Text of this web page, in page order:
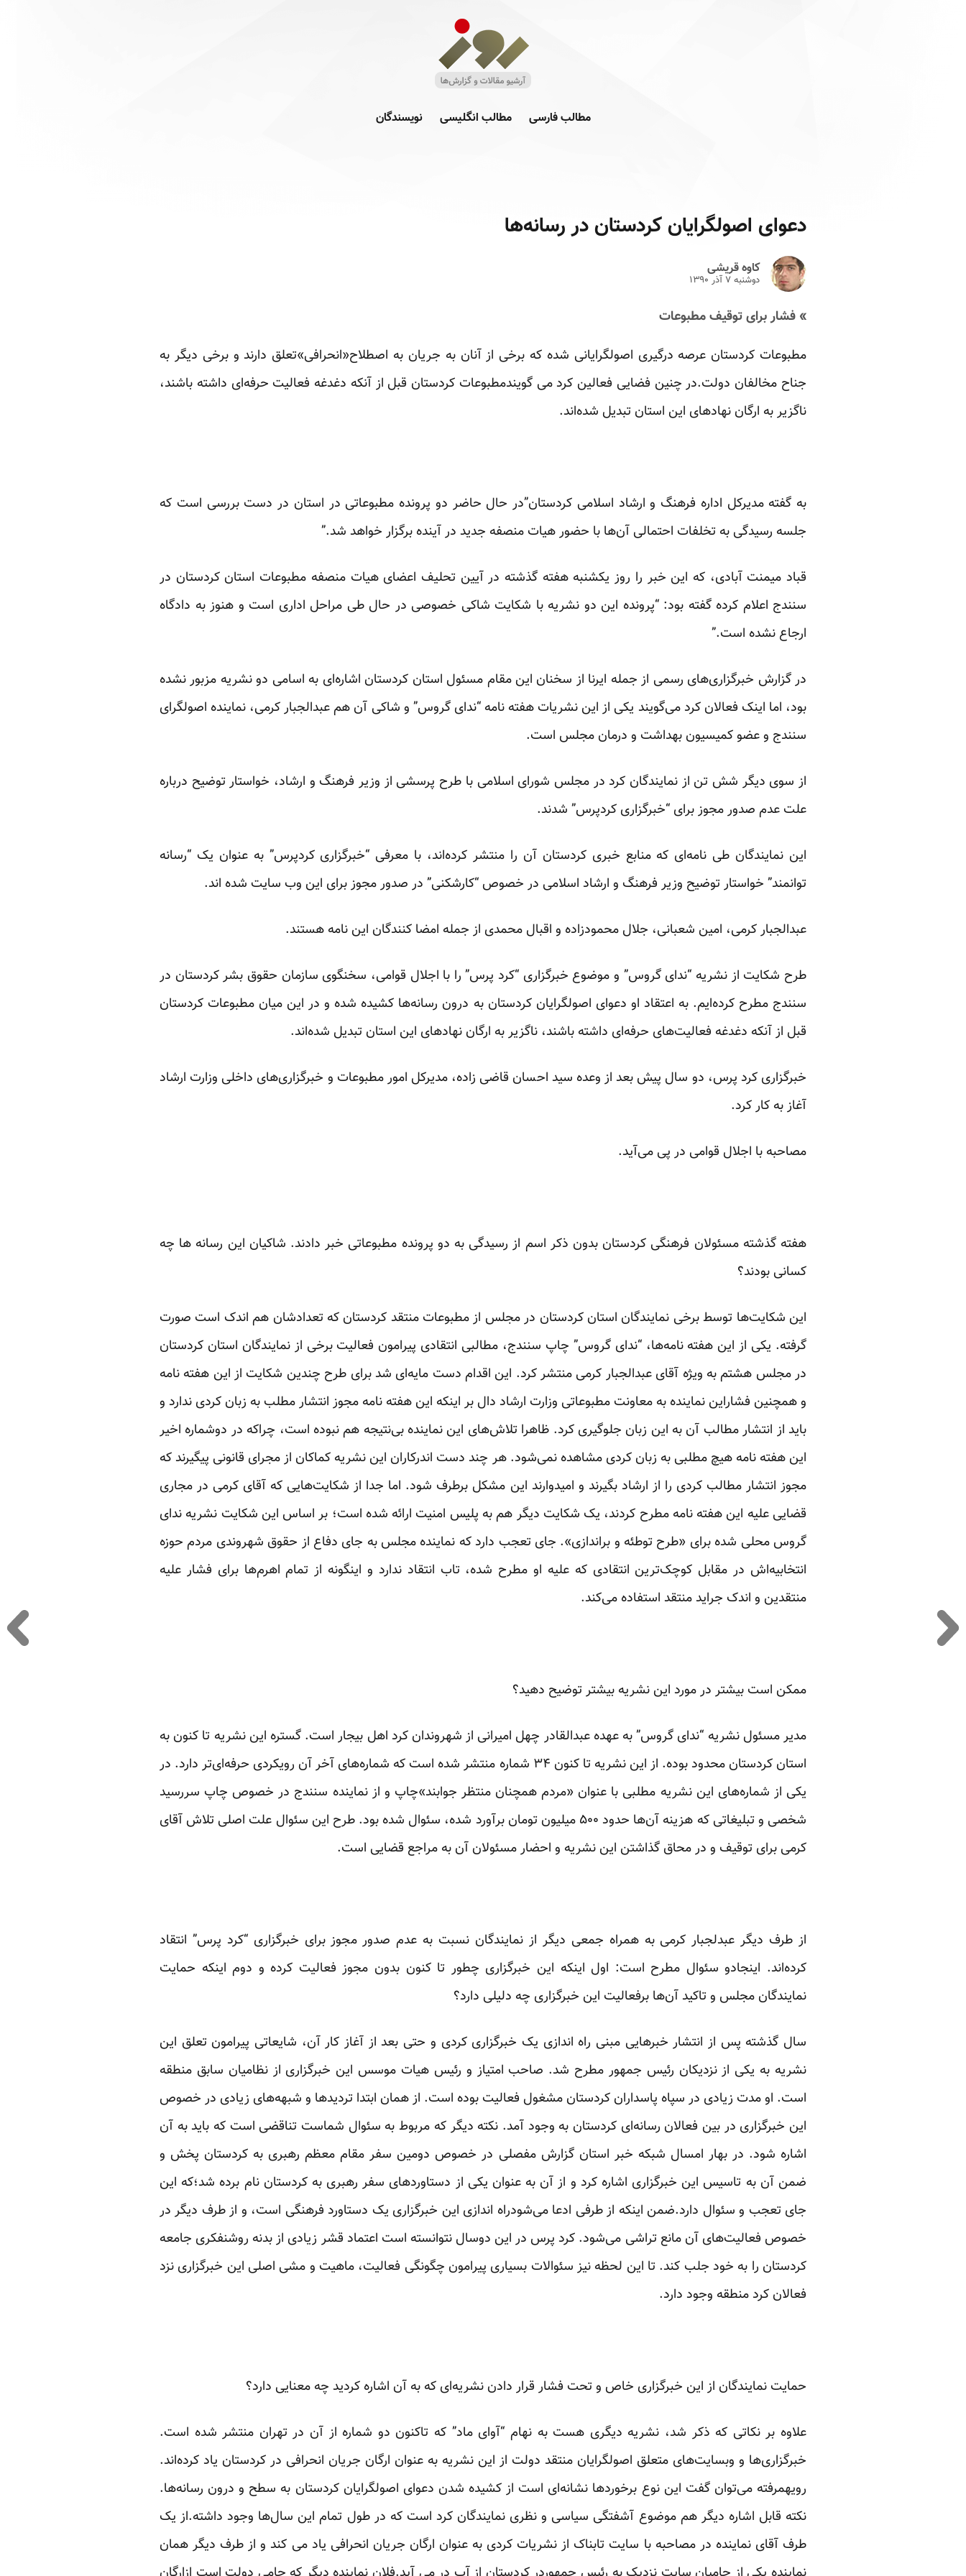
مطالب فارسی مطالب انگلیسی نویسندگان
دعوای اصولگرایان کردستان در رسانه‌ها
کاوه قریشی
دوشنبه ۷ آذر ۱۳۹۰
» فشار برای توقیف مطبوعات
مطبوعات کردستان عرصه درگیری اصولگرایانی شده که برخی از آنان به جریان به اصطلاح«انحرافی»تعلق دارند و برخی دیگر به
جناح مخالفان دولت.در چنین فضایی فعالین کرد می گویندمطبوعات کردستان قبل از آنکه دغدغه فعالیت‌ حرفه‌ای داشته باشند،
ناگزیر به ارگان نهادهای این استان تبدیل شده‌اند.
به گفته مدیرکل اداره فرهنگ و ارشاد اسلامی کردستان”در حال حاضر دو پرونده مطبوعاتی در استان در دست بررسی است که
جلسه رسیدگی به تخلفات احتمالی آن‌ها با حضور هیات منصفه جدید در آینده برگزار خواهد شد.”
قباد میمنت آبادی، که این خبر را روز یکشنبه هفته گذشته در آیین تحلیف اعضای هیات منصفه مطبوعات استان کردستان در
سنندج اعلام کردهگفته بود: “پرونده این دو نشریه با شکایت شاکی خصوصی در حال طی مراحل اداری است و هنوز به دادگاه
ارجاع نشده است.”
در گزارش خبرگزاری‌های رسمی از جمله ایرنا از سخنان این مقام مسئول استان کردستان اشاره‌ای به اسامی دو نشریه مزبور نشده
بود، اما اینک فعالان کرد می‌گویند یکی از این نشریات هفته نامه “ندای گروس” و شاکی آن هم عبدالجبار کرمی، نماینده اصولگرای
سنندج و عضو کمیسیون بهداشت و درمان مجلس است.
از سوی دیگر شش تن از نمایندگان کرد در مجلس شورای اسلامی با طرح پرسشی از وزیر فرهنگ و ارشاد، خواستار توضیح درباره
علت عدم صدور مجوز برای “خبرگزاری کردپرس” شدند.
این نمایند‌گان طی نامەای که منابع خبری کردستان آن را منتشر کرده‌اند، با معرفی “خبرگزاری کردپرس” به عنوان یک “رسانه
توانمند” خواستار توضیح وزیر فرهنگ و ارشاد اسلامی در خصوص “کارشکنی” در صدور مجوز برای این وب سایت شده اند.
عبدالجبار کرمی، امین شعبانی، جلال محمودزاده‌ و اقبال محمدی از جمله امضا کنندگان این نامه هستند.
طرح شکایت از نشریه “ندای گروس” و موضوع خبرگزاری “کرد پرس” را با اجلال قوامی، سخنگوی سازمان حقوق بشر کردستان در
سنندج مطرح کرده‌ایم. به اعتقاد او دعوای اصولگرایان کردستان به درون رسانه‌ها کشیده شده و در این میان مطبوعات کردستان
قبل از آنکه دغدغه فعالیت‌های حرفه‌ای داشته باشند، ناگزیر به ارگان نهادهای این استان تبدیل شده‌اند.
خبرگزاری کرد پرس، دو سال پیش بعد از وعده سید احسان قاضی زاده، مدیرکل امور مطبوعات و خبرگزاری‌های داخلی وزارت ارشاد
آغاز به کار کرد.
مصاحبه با اجلال قوامی در پی می‌آید.
هفته گذشته مسئولان فرهنگی کردستان بدون ذکر اسم از رسیدگی به دو پرونده مطبوعاتی خبر دادند. شاکیان این رسانه ها چه
کسانی بودند؟
این شکایت‌ها توسط برخی نمایندگان استان کردستان در مجلس از مطبوعات منتقد کردستان که تعدادشان هم اندک است صورت
گرفته. یکی از این هفته نامه‌ها، “ندای گروس” چاپ سنندج، مطالبی انتقادی پیرامون فعالیت برخی از نمایندگان استان کردستان
در مجلس هشتم به ویژه آقای عبدالجبار کرمی منتشر کرد. این اقدام دست مایه‌ای شد برای طرح چندین شکایت از این هفته نامه
و همچنین فشاراین نماینده به معاونت مطبوعاتی وزارت ارشاد دال بر اینکه این هفته نامه مجوز انتشار مطلب به زبان کردی ندارد و
باید از انتشار مطالب آن به این زبان جلوگیری کرد. ظاهرا تلاش‌های این نماینده بی‌نتیجه هم نبوده است، چراکه در دوشماره اخیر
این هفته نامه هیچ مطلبی به زبان کردی مشاهده نمی‌شود. هر چند دست اندرکاران این نشریه کماکان از مجرای قانونی پیگیرند که
مجوز انتشار مطالب کردی را از ارشاد بگیرند و امیدوارند این مشکل برطرف شود. اما جدا از شکایت‌هایی که آقای کرمی در مجاری
قضایی علیه این هفته نامه مطرح کردند، یک شکایت دیگر هم به پلیس امنیت ارائه شده است؛ بر اساس این شکایت نشریه ندای
گروس محلی شده برای «طرح توطئه و براندازی». جای تعجب دارد که نماینده مجلس به جای دفاع از حقوق شهروندی مردم حوزه
انتخابیه‌اش در مقابل کوچک‌ترین انتقادی که علیه او مطرح شده، تاب انتقاد ندارد و اینگونه از تمام اهرم‌ها برای فشار علیه
منتقدین و اندک جراید منتقد استفاده می‌کند.
ممکن است بیشتر در مورد این نشریه بیشتر توضیح دهید؟
مدیر مسئول نشریه “ندای گروس” به عهده عبدالقادر چهل امیرانی از شهروندان کرد اهل بیجار است. گستره این نشریه تا کنون به
استان کردستان محدود بوده. از این نشریه تا کنون ۳۴ شماره منتشر شده است که شماره‌های آخر آن رویکردی حرفه‌ای‌تر دارد. در
یکی از شماره‌های این نشریه مطلبی با عنوان «مردم همچنان منتظر جوابند»چاپ و از نماینده سنندج در خصوص چاپ سررسید
شخصی و تبلیغاتی که هزینه آن‌ها حدود ۵۰۰ میلیون تومان برآورد شده، سئوال شده بود. طرح این سئوال علت اصلی تلاش آقای
کرمی برای توقیف و در محاق گذاشتن این نشریه و احضار مسئولان آن به مراجع قضایی است.
از طرف دیگر عبدلجبار کرمی به همراه جمعی دیگر از نمایندگان نسبت به عدم صدور مجوز برای خبرگزاری “کرد پرس” انتقاد
کرده‌اند. اینجادو سئوال مطرح است: اول اینکه این خبرگزاری چطور تا کنون بدون مجوز فعالیت کرده و دوم اینکه حمایت
نمایندگان مجلس و تاکید آن‌ها برفعالیت این خبرگزاری چه دلیلی دارد؟
سال گذشته پس از انتشار خبرهایی مبنی راه اندازی یک خبرگزاری کردی و حتی بعد از آغاز کار آن، شایعاتی پیرامون تعلق این
نشریه به یکی از نزدیکان رئیس جمهور مطرح شد. صاحب امتیاز و رئیس هیات موسس این خبرگزاری از نظامیان سابق منطقه
است. او مدت زیادی در سپاه پاسداران کردستان مشغول فعالیت بوده است. از‌‌ همان ابتدا تردید‌ها و شبهه‌های زیادی در خصوص
این خبرگزاری در بین فعالان رسانه‌ای کردستان به وجود آمد. نکته دیگر که مربوط به سئوال شماست تناقضی است که باید به آن
اشاره شود. در بهار امسال شبکه خبر استان گزارش مفصلی در خصوص دومین سفر مقام معظم رهبری به کردستان پخش و
ضمن آن به تاسیس این خبرگزاری اشاره کرد و از آن به عنوان یکی از دستاوردهای سفر رهبری به کردستان نام برده شد؛که این
جای تعجب و سئوال دارد.ضمن اینکه از طرفی ادعا می‌شودراه اندازی این خبرگزاری یک دستاورد فرهنگی است، و از طرف دیگر در
خصوص فعالیت‌های آن مانع تراشی می‌شود. کرد پرس در این دوسال نتوانسته است اعتماد قشر زیادی از بدنه روشنفکری جامعه
کردستان را به خود جلب کند. تا این لحظه نیز سئوالات بسیاری پیرامون چگونگی فعالیت، ماهیت و مشی اصلی این خبرگزاری نزد
فعالان کرد منطقه وجود دارد.
حمایت نمایندگان از این خبرگزاری خاص و تحت فشار قرار دادن نشریه‌ای که به آن اشاره کردید چه معنایی دارد؟
علاوه بر نکاتی که ذکر شد، نشریه دیگری هست به نهام “آوای ماد” که تاکنون دو شماره از آن در تهران منتشر شده است.
خبرگزاری‌ها و وبسایت‌های متعلق اصولگرایان منتقد دولت از این نشریه به عنوان ارگان جریان انحرافی در کردستان یاد کرده‌اند.
رویهمرفته می‌توان گفت این نوع برخورد‌ها نشانه‌ای است از کشیده شدن دعوای اصولگرایان کردستان به سطح و درون رسانه‌ها.
نکته قابل اشاره دیگر هم موضوع آشفتگی سیاسی و نظری نمایندگان کرد است که در طول تمام این سال‌ها وجود داشته.از یک
طرف آقای نماینده در مصاحبه با سایت تابناک از نشریات کردی به عنوان ارگان جریان انحرافی یاد می کند و از طرف دیگر همان